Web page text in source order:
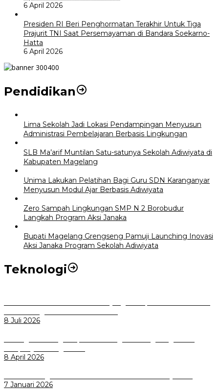
6 April 2026
Presiden RI Beri Penghormatan Terakhir Untuk Tiga
Prajurit TNI Saat Persemayaman di Bandara Soekarno-
Hatta
6 April 2026
Pendidikan
Lima Sekolah Jadi Lokasi Pendampingan Menyusun
Administrasi Pembelajaran Berbasis Lingkungan
SLB Ma’arif Muntilan Satu-satunya Sekolah Adiwiyata di
Kabupaten Magelang
Unima Lakukan Pelatihan Bagi Guru SDN Karanganyar
Menyusun Modul Ajar Berbasis Adiwiyata
Zero Sampah Lingkungan SMP N 2 Borobudur
Langkah Program Aksi Janaka
Bupati Magelang Grengseng Pamuji Launching Inovasi
Aksi Janaka Program Sekolah Adiwiyata
Teknologi
8 Juli 2026
8 April 2026
7 Januari 2026